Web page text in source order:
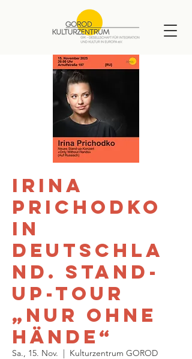
Irina
Prichodko
in
Deutschla
nd. Stand-
up-Tour
„Nur ohne
Hände“
Sa., 15. Nov.
  |
Kulturzentrum GOROD